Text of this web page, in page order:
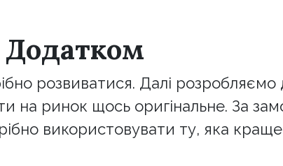
розвиватися. Далі
на ринок щось оригінальне. За
використовувати ту, яка